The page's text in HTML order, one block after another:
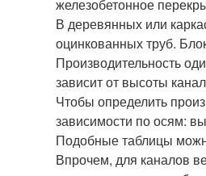
железобетонное
В деревянных или
оцинкованных труб.
Производительность
зависит от высоты
Чтобы определить
зависимости по осям:
Подобные таблицы
Впрочем, для каналов